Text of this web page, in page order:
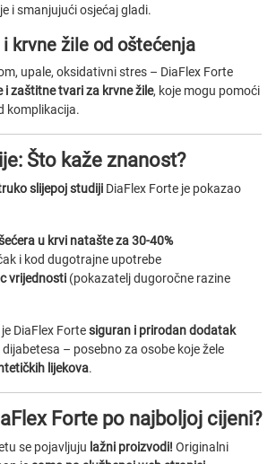
i smanjujući osjećaj gladi.
krvne žile od oštećenja
upale, oksidativni stres – DiaFlex Forte
i zaštitne tvari za krvne žile, koje mogu pomoći
komplikacija.
Što kaže znanost?
slijepoj studiji DiaFlex Forte je pokazao
u krvi natašte za 30-40%
i kod dugotrajne upotrebe
vrijednosti (pokazatelj dugoročne razine
DiaFlex Fortesiguran i prirodan dodatak
– posebno za osobe koje žele
lijekova.
Forte po najboljoj cijeni?
se pojavljuju lažni proizvodi! Originalni